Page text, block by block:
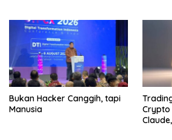
Bukan Hacker Canggih, tapi
Manusia
Crypto